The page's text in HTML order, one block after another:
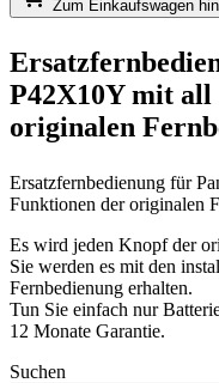
Zum Einkaufswagen
P42X10Ymit all
originalen
Ersatzfernbedienung für
Funktionen der originalen
Es wird jeden Knopf der
Sie werden es mit den
Fernbedienung erhalten.
Tun Sie einfach nur
12 Monate Garantie.
Suchen